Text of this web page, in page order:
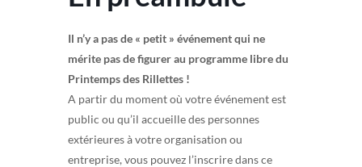
Il n’y a pas de « petit » événement qui ne
mérite pas de figurer au programme libre du
Printemps des Rillettes !
A partir du moment où votre événement est
public ou qu’il accueille des personnes
extérieures à votre organisation ou
entreprise, vous pouvez l’inscrire dans ce